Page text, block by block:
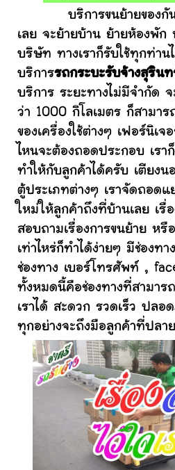
บริการขนย้ายของกันทั่
เลย จะย้ายบ้าน ย้ายห้องพัก
บริษัท ทางเราก็รับใช้ทุกท่า
บริการรถกระบะรับจ้างสุรินท
บริการ ระยะทางไม่มีจำกัด
ว่า 1000 กิโลเมตร ก็สามาร
ของเครื่องใช้ต่างๆ เฟอร์นิเจ
ไหนจะต้องถอดประกอบ เร
ทำให้กับลูกค้าได้ครับ เตียงน
ตู้ประเภทต่างๆ เราจัดถอดแ
ใหม่ให้ลูกค้าถึงที่บ้านเลย เรื่
สอบถามเรื่องการขนย้าย หรื
เท่าไหร่ก็ทำได้ง่ายๆ มีช่องทา
ช่องทาง เบอร์โทรศัพท์ ,
ทั้งหมดนี้คือช่องทางที่สามาร
เราได้ สะดวก รวดเร็ว ปลอ
ทุกอย่างจะถึงมือลูกค้าที่ปลา